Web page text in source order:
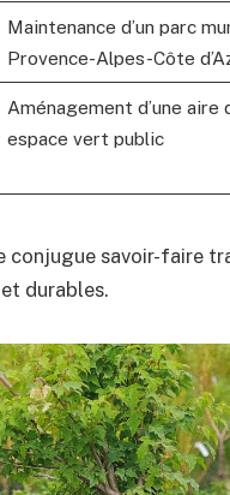
Maintenance d’un parc
Provence-Alpes-Côte
Aménagement d’une aire
espace vert public
conjugue savoir-faire
durables.